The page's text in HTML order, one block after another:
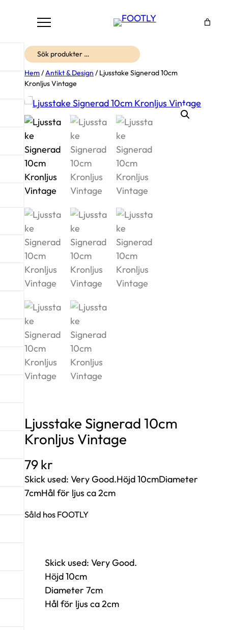
Sök
Hem / Antikt & Design / Ljusstake Signerad 10cm
Kronljus Vintage
Ljusstake Signerad 10cm
Kronljus Vintage
79kr
Skick used: Very Good.Höjd 10cmDiameter
7cmHål för ljus ca 2cm
Såld hos FOOTLY
Skick used: Very Good.
Höjd 10cm
Diameter 7cm
Hål för ljus ca 2cm